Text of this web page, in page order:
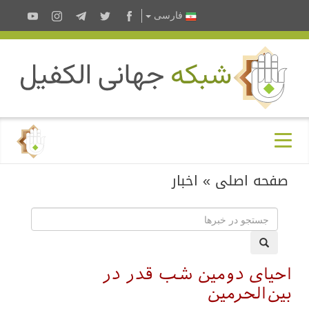
فارسى
صفحه اصلی » اخبار
احیای دومین شب قدر در
بین‌الحرمین